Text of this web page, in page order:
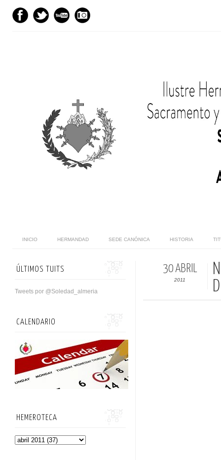
INICIO HERMANDAD SEDE CANÓNICA HISTORIA
30 ABRIL
2011
ÚLTIMOS TUITS
Tweets por @Soledad_almeria
CALENDARIO
HEMEROTECA